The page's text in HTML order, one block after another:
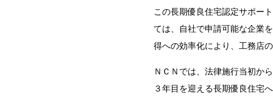
この長期優良住宅認定サポー
ては、自社で申請可能な企業
得への効率化により、工務店
ＮＣＮでは、法律施行当初か
３年目を迎える長期優良住宅